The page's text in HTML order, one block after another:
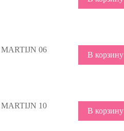
MARTIJN 06
В корзину
MARTIJN 10
В корзину